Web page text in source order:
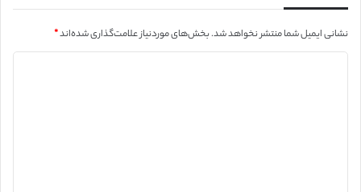
نشانی ایمیل شما منتشر نخواهد شد.بخش‌های موردنیاز علامت‌گذاری شده‌اند*